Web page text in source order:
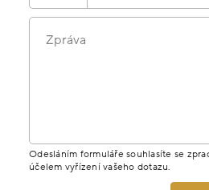
Zpráva
Odesláním formuláře souhlasíte se
účelem vyřízení vašeho dotazu.